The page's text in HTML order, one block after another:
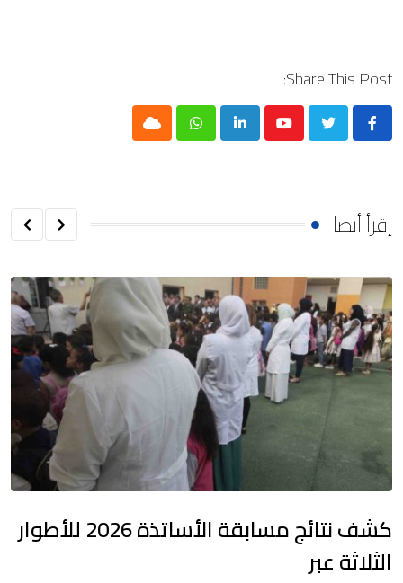
Share This Post:
Youtube
LinkedIn
Whatsapp
Cloud
إقرأ أيضا
كشف نتائج مسابقة الأساتذة 2026 للأطوار
الثلاثة عبر